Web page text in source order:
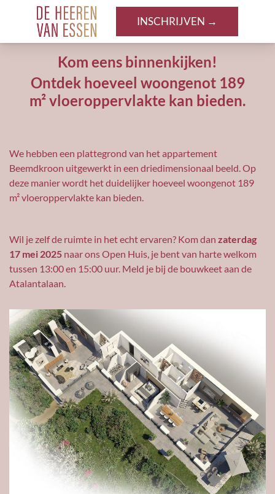
INSCHRIJVEN →
Kom eens binnenkijken!
Ontdek hoeveel woongenot 189
m² vloeroppervlakte kan bieden.
We hebben een plattegrond van het appartement
Beemdkroon uitgewerkt in een driedimensionaal beeld. Op
deze manier wordt het duidelijker hoeveel woongenot 189
m² vloeroppervlakte kan bieden.
Wil je zelf de ruimte in het echt ervaren? Kom dan zaterdag
17 mei 2025 naar ons Open Huis, je bent van harte welkom
tussen 13:00 en 15:00 uur. Meld je bij de bouwkeet aan de
Atalantalaan.
INSCHRIJVEN →